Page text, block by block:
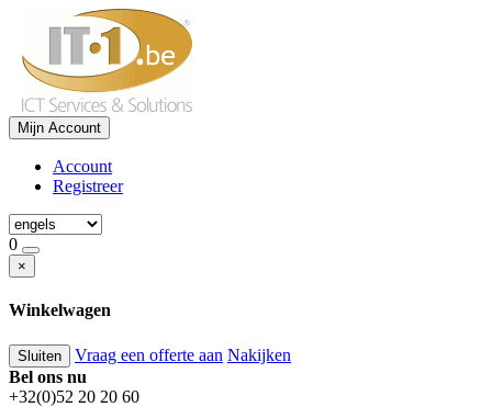
Mijn Account
Account
Registreer
0
×
Winkelwagen
Sluiten Vraag een offerte aan Nakijken
Bel ons nu
+32(0)52 20 20 60